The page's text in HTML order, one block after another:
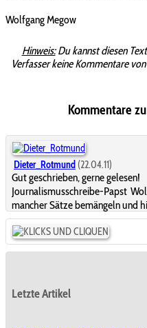
Wolfgang Megow
Hinweis:Du kannst diesen
Verfasser keine Kommentare
Kommentare
Dieter_Rotmund (22.04.11)
Gut geschrieben, gerne gelesen!
Journalismusschreibe-Papst
mancher Sätze bemängeln und
Letzte Artikel